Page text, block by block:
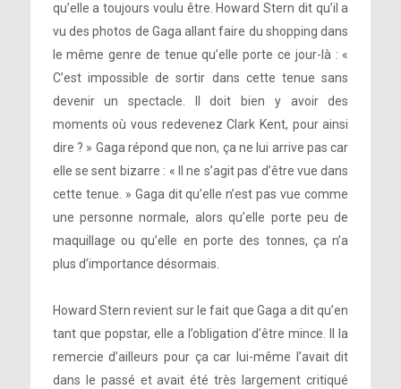
qu’elle a toujours voulu être. Howard Stern dit qu’il a
vu des photos de Gaga allant faire du shopping dans
le même genre de tenue qu’elle porte ce jour-là : «
C’est impossible de sortir dans cette tenue sans
devenir un spectacle. Il doit bien y avoir des
moments où vous redevenez Clark Kent, pour ainsi
dire ? » Gaga répond que non, ça ne lui arrive pas car
elle se sent bizarre : « Il ne s’agit pas d’être vue dans
cette tenue. » Gaga dit qu’elle n’est pas vue comme
une personne normale, alors qu’elle porte peu de
maquillage ou qu’elle en porte des tonnes, ça n’a
plus d’importance désormais.
Howard Stern revient sur le fait que Gaga a dit qu’en
tant que popstar, elle a l’obligation d’être mince. Il la
remercie d’ailleurs pour ça car lui-même l’avait dit
dans le passé et avait été très largement critiqué